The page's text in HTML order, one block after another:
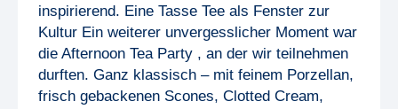
inspirierend. Eine Tasse Tee als Fenster zur
Kultur Ein weiterer unvergesslicher Moment war
die Afternoon Tea Party , an der wir teilnehmen
durften. Ganz klassisch – mit feinem Porzellan,
frisch gebackenen Scones, Clotted Cream,